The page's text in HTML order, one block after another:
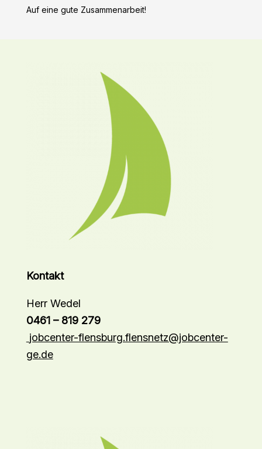
Auf eine gute Zusammenarbeit!
Kontakt
Herr Wedel
0461 – 819 279
jobcenter-flensburg.flensnetz@jobcenter-
ge.de